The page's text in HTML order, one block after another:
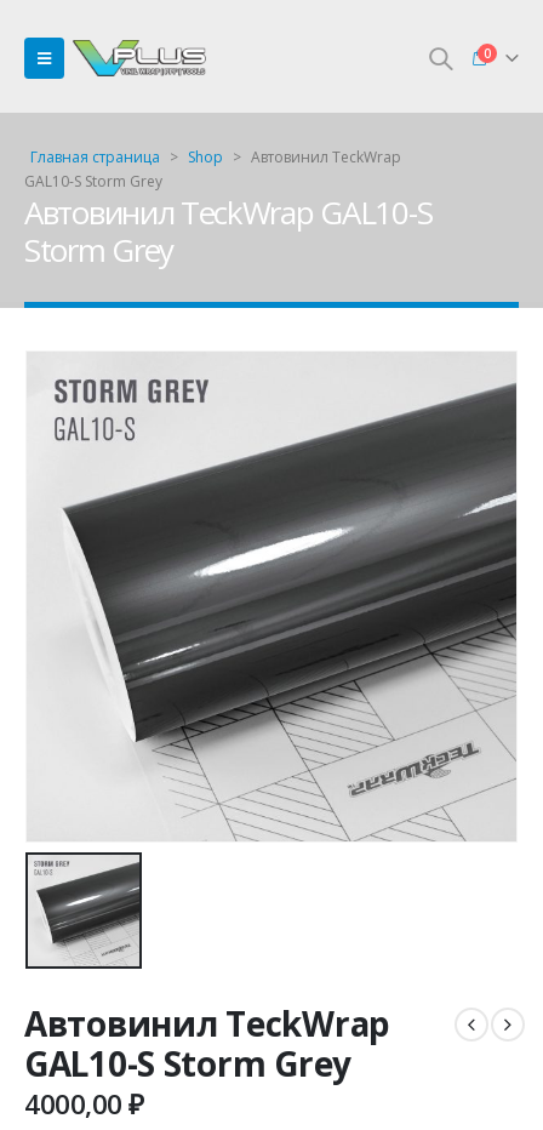
0
Главная страница > Shop > Автовинил TeckWrap
GAL10-S Storm Grey
Автовинил TeckWrap GAL10-S
Storm Grey
Автовинил TeckWrap
GAL10-S Storm Grey
4000,00₽